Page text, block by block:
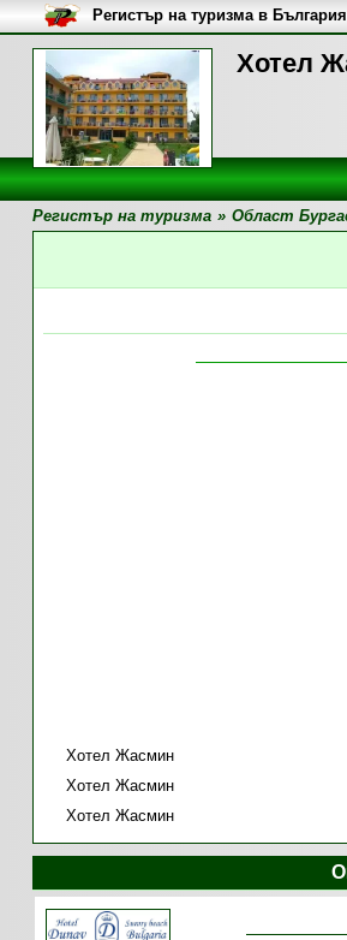
Хотел
Регистър на туризма в България
Регистър на туризма » Област
Хотел Жасмин
Хотел Жасмин
Хотел Жасмин